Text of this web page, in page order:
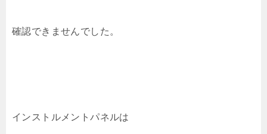
確認できませんでした。
インストルメントパネルは